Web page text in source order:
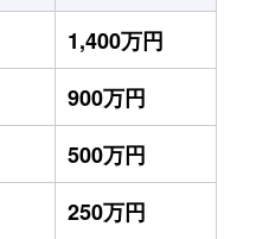
1,400万円
900万円
500万円
250万円